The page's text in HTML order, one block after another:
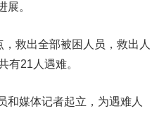
展。
救出全部被困人员，救出人
有21人遇难。
和媒体记者起立，为遇难人